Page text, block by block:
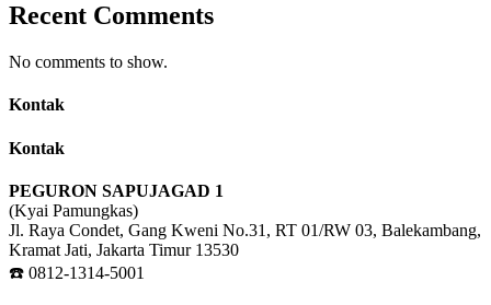
Recent Comments
No comments to show.
Kontak
Kontak
PEGURON SAPUJAGAD 1
(Kyai Pamungkas)
Jl. Raya Condet, Gang Kweni No.31, RT 01/RW 03, Balekambang,
Kramat Jati, Jakarta Timur 13530
☎️ 0812-1314-5001